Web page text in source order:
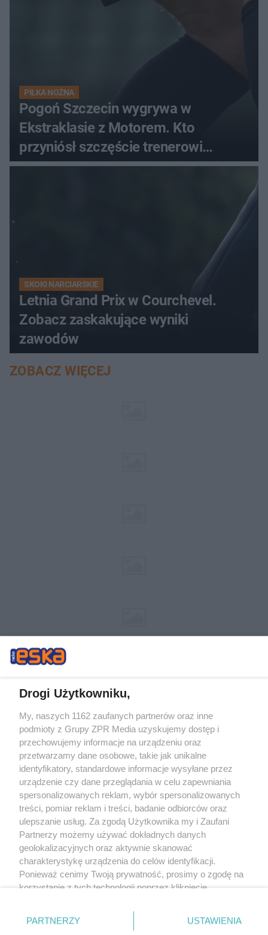
PIŁKA NOŻNA
Pogoń Szczecin wygrywa w
Ekstraklasie z Motorem. Kto
przyniósł szczęście trenerowi
gospodarzy?
SKOKI NARCIARSKIE
Letnia Grand Prix w Courchevel.
Zobacz zaskakujące wyniki
zawodów
ZOBACZ WIĘCEJ
Żaden utwór zamieszczony w serwisie nie może być powielany i
rozpowszechniany lub dalej rozpowszechniany w jakikolwiek sposób (w
tym także elektroniczny lub mechaniczny) na jakimkolwiek polu
eksploatacji w jakiejkolwiek formie, włącznie z umieszczaniem w Internecie
bez pisemnej zgody właściciela praw. Jakiekolwiek użycie lub
wykorzystanie utworów w całości lub w części z naruszeniem prawa, tzn.
bez właściwej zgody, jest zabronione pod groźbą kary i może być ścigane
prawnie.
O nas
Drogi Użytkowniku,
My, naszych 1162 zaufanych partnerów oraz inne
podmioty z Grupy ZPR Media uzyskujemy dostęp i
przechowujemy informacje na urządzeniu oraz
przetwarzamy dane osobowe, takie jak unikalne
identyfikatory, standardowe informacje wysyłane przez
urządzenie czy dane przeglądania w celu zapewniania
spersonalizowanych reklam, wybór spersonalizowanych
treści, pomiar reklam i treści, badanie odbiorców oraz
ulepszanie usług. Za zgodą Użytkownika my i Zaufani
Partnerzy możemy używać dokładnych danych
geolokalizacyjnych oraz aktywnie skanować
charakterystykę urządzenia do celów identyfikacji.
Ponieważ cenimy Twoją prywatność, prosimy o zgodę na
korzystanie z tych technologii poprzez kliknięcie
zmienić/wycofać klikając przycisk ustawień prywatności
znajdujący się w lewym dolnym rogu strony
PARTNERZY USTAWIENIA